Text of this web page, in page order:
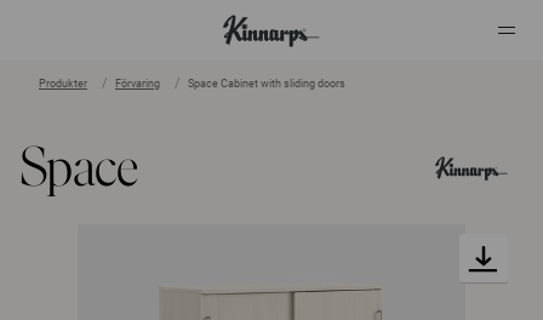
Produkter Förvaring Space Cabinet with sliding doors
Space